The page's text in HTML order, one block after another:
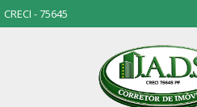
CRECI - 75645